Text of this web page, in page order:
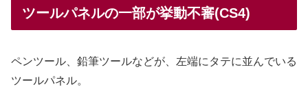
ツールパネルの一部が挙動不審(CS4)
ペンツール、鉛筆ツールなどが、左端にタテに並んでいる
ツールパネル。